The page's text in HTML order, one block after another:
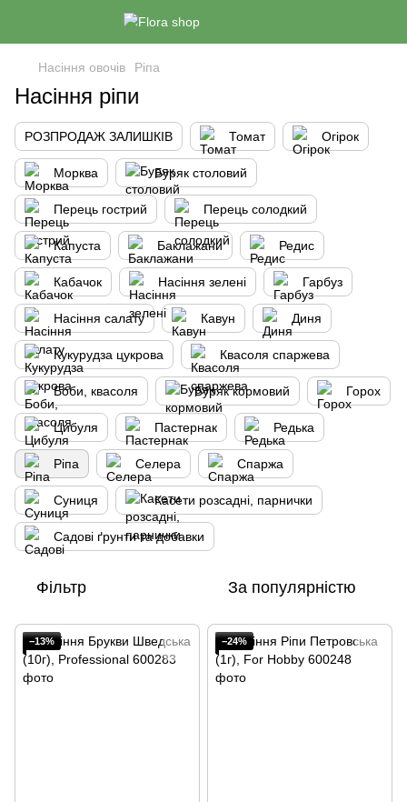
Насіння овочів Ріпа
Насіння ріпи
РОЗПРОДАЖ ЗАЛИШКІВ Томат Огірок
Морква Буряк столовий
Перець гострий Перець солодкий
Капуста Баклажани Редис
Кабачок Насіння зелені Гарбуз
Насіння салату Кавун Диня
Кукурудза цукрова Квасоля спаржева
Боби, квасоля Буряк кормовий Горох
Цибуля Пастернак Редька
Ріпа Селера Спаржа
Суниця Касети розсадні, парнички
Садові ґрунти та добавки
Фільтр За популярністю
−13% −24%